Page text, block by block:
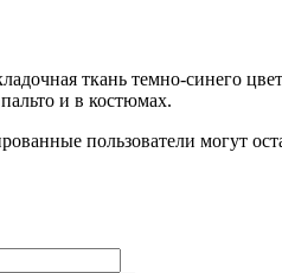
ткань темно-синего
и в костюмах.
пользователи могут